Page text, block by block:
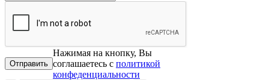
Нажимая на кнопку, Вы
соглашаетесь с политикой
конфеденциальности